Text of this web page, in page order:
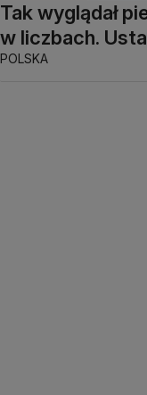
Tak wyglądał
w liczbach.
POLSKA